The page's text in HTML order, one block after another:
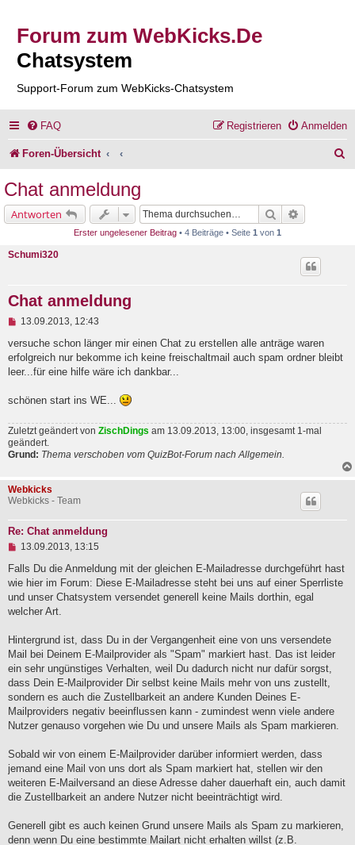
Forum zum WebKicks.De
Chatsystem
Support-Forum zum WebKicks-Chatsystem
FAQ Anmelden
Registrieren
Foren-Übersicht
Chat anmeldung
Antworten Suche
Erster ungelesener Beitrag • 4 Beiträge • Seite 1 von 1
Schumi320
Chat anmeldung
U
g
e
e
e
e
r
B
e
r
a
13.09.2013, 12:43
versuche schon länger mir einen Chat zu erstellen alle anträge waren
erfolgreich nur bekomme ich keine freischaltmail auch spam ordner bleibt
leer...für eine hilfe wäre ich dankbar...
schönen start ins WE...
Zuletzt geändert von ZischDings am 13.09.2013, 13:00, insgesamt 1-mal
geändert.
Grund: Thema verschoben vom QuizBot-Forum nach Allgemein.
Webkicks
Webkicks - Team
Re: Chat anmeldung
U
g
e
e
s
e
r
B
e
t
r
a
13.09.2013, 13:15
Falls Du die Anmeldung mit der gleichen E-Mailadresse durchgeführt hast
wie hier im Forum: Diese E-Mailadresse steht bei uns auf einer Sperrliste
und unser Chatsystem versendet generell keine Mails dorthin, egal
welcher Art.
Hintergrund ist, dass Du in der Vergangenheit eine von uns versendete
Mail bei Deinem E-Mailprovider als "Spam" markiert hast. Das ist leider
ein sehr ungünstiges Verhalten, weil Du dadurch nicht nur dafür sorgst,
dass Dein E-Mailprovider Dir selbst keine Mails mehr von uns zustellt,
sondern es auch die Zustellbarkeit an andere Kunden Deines E-
Mailproviders negativ beeinflussen kann - zumindest wenn viele andere
Nutzer genauso vorgehen wie Du und unsere Mails als Spam markieren.
Sobald wir von einem E-Mailprovider darüber informiert werden, dass
jemand eine Mail von uns dort als Spam markiert hat, stellen wir den
weiteren E-Mailversand an diese Adresse daher dauerhaft ein, auch damit
die Zustellbarkeit an andere Nutzer nicht beeinträchtigt wird.
Generell gibt es auch keinen Grund unsere Mails als Spam zu markieren,
denn wenn Du eine bestimmte Mailart nicht erhalten willst (z.B.